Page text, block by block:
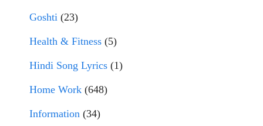
Goshti (23)
Health & Fitness (5)
Hindi Song Lyrics (1)
Home Work (648)
Information (34)